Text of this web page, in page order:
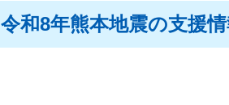
令和8年熊本地震の支援